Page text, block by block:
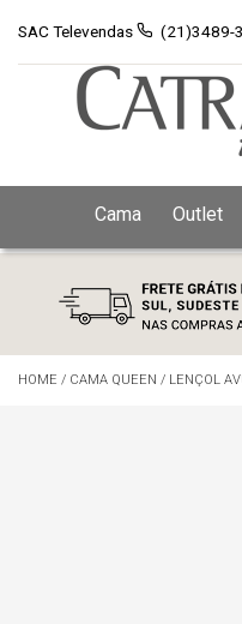
SAC Televendas (21)3489-
Cama Outlet
HOME / CAMA QUEEN / LENÇOL